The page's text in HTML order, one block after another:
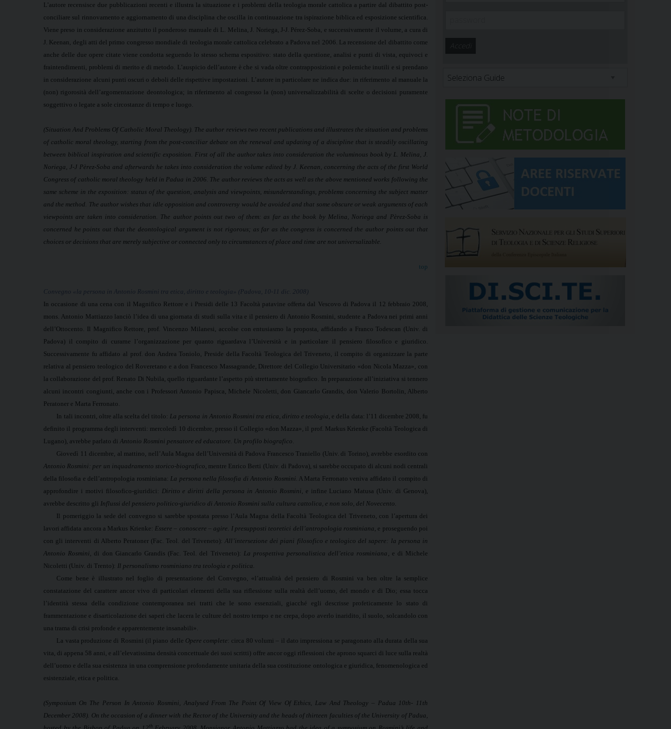
L’autore recensisce due pubblicazioni recenti e illustra la situazione e i problemi della teologia morale cattolica a partire dal dibattito post-
conciliare sul rinnovamento e aggiornamento di una disciplina che oscilla in continuazione tra ispirazione biblica ed esposizione scientifica.
Viene preso in considerazione anzitutto il ponderoso manuale di L. Melina, J. Noriega, J-J. Pérez-Soba, e successivamente il volume, a cura di
J. Keenan, degli atti del primo congresso mondiale di teologia morale cattolica celebrato a Padova nel 2006. La recensione del dibattito come
anche delle due opere citate viene condotta seguendo lo stesso schema espositivo: stato della questione, analisi e punti di vista, equivoci e
fraintendimenti, problemi di merito e di metodo. L’auspicio dell’autore è che si vada oltre contrapposizioni e polemiche inutili e si prendano
in considerazione alcuni punti oscuri o deboli delle rispettive impostazioni. L’autore in particolare ne indica due: in riferimento al manuale la
(non) rigorosità dell’argomentazione deontologica; in riferimento al congresso la (non) universalizzabilità di scelte o decisioni puramente
soggettivo o legate a sole circostanze di tempo e luogo.
(Situation And Problems Of Catholic Moral Theology). The author reviews two recent publications and illustrates the situation and problems
of catholic moral theology, starting from the post-conciliar debate on the renewal and updating of a discipline that is steadily oscillating
between biblical inspiration and scientific exposition. First of all the author takes into consideration the voluminous book by L. Melina, J.
Noriega, J-J Pèrez-Soba and afterwards he takes into consideration the volume edited by J. Keenan, concerning the acts of the first World
Congress of catholic moral theology held in Padua in 2006. The author reviews the acts as well as the above mentioned works following the
same scheme in the exposition: status of the question, analysis and viewpoints, misunderstandings, problems concerning the subject matter
and the method. The author wishes that idle opposition and controversy would be avoided and that some obscure or weak arguments of each
viewpoints are taken into consideration. The author points out two of them: as far as the book by Melina, Noriega and Pèrez-Soba is
concerned he points out that the deontological argument is not rigorous; as far as the congress is concerned the author points out that
choices or decisions that are merely subjective or connected only to circumstances of place and time are not universalizable.
top
Convegno «la persona in Antonio Rosmini tra etica, diritto e teologia» (Padova, 10-11 dic. 2008)
In occasione di una cena con il Magnifico Rettore e i Presidi delle 13 Facoltà patavine offerta dal Vescovo di Padova il 12 febbraio 2008,
mons. Antonio Mattiazzo lanciò l’idea di una giornata di studi sulla vita e il pensiero di Antonio Rosmini, studente a Padova nei primi anni
dell’Ottocento. Il Magnifico Rettore, prof. Vincenzo Milanesi, accolse con entusiasmo la proposta, affidando a Franco Todescan (Univ. di
Padova) il compito di curarne l’organizzazione per quanto riguardava l’Università e in particolare il pensiero filosofico e giuridico.
Successivamente fu affidato al prof. don Andrea Toniolo, Preside della Facoltà Teologica del Triveneto, il compito di organizzare la parte
relativa al pensiero teologico del Roveretano e a don Francesco Massagrande, Direttore del Collegio Universitario «don Nicola Mazza», con
la collaborazione del prof. Renato Di Nubila, quello riguardante l’aspetto più strettamente biografico. In preparazione all’iniziativa si tennero
alcuni incontri congiunti, anche con i Professori Antonio Papisca, Michele Nicoletti, don Giancarlo Grandis, don Valerio Bortolin, Alberto
Peratoner e Marta Ferronato.
In tali incontri, oltre alla scelta del titolo: La persona in Antonio Rosmini tra etica, diritto e teologia , e della data: l’11 dicembre 2008, fu
definito il programma degli interventi: mercoledì 10 dicembre, presso il Collegio «don Mazza», il prof. Markus Krienke (Facoltà Teologica di
Lugano), avrebbe parlato di Antonio Rosmini pensatore ed educatore. Un profilo biografico
Giovedì 11 dicembre, al mattino, nell’Aula Magna dell’Università di Padova Francesco Traniello (Univ. di Torino), avrebbe esordito con
Antonio Rosmini: per un inquadramento storico-biografico , mentre Enrico Berti (Univ. di Padova), si sarebbe occupato di alcuni nodi centrali
della filosofia e dell’antropologia rosminiana: La persona nella filosofia di Antonio Rosmini. A Marta Ferronato veniva affidato il compito di
approfondire i motivi filosofico-giuridici: Diritto e diritti della persona in Antonio Rosmini,
e infine Luciano Matusa (Univ. di Genova),
avrebbe descritto gli Influssi del pensiero politico-giuridico di Antonio Rosmini sulla cultura cattolica, e non solo, del Novecento.
Il pomeriggio la sede del convegno si sarebbe spostata presso l’Aula Magna della Facoltà Teologica del Triveneto, con l’apertura dei
lavori affidata ancora a Markus Krienke: Essere – conoscere – agire. I presupposti teoretici dell’antropologia rosminiana , e proseguendo poi
con gli interventi di Alberto Peratoner (Fac. Teol. del Triveneto):
All’intersezione dei piani filosofico e teologico del sapere: la persona in
Antonio Rosmini , di don Giancarlo Grandis (Fac. Teol. del Triveneto): La prospettiva personalistica dell’etica rosminiana , e di Michele
Nicoletti (Univ. di Trento): Il personalismo rosminiano tra teologia e politica.
Come bene è illustrato nel foglio di presentazione del Convegno, «l’attualità del pensiero di Rosmini va ben oltre la semplice
constatazione del carattere ancor vivo di particolari elementi della sua riflessione sulla realtà dell’uomo, del mondo e di Dio; essa tocca
l’identità stessa della condizione contemporanea nei tratti che le sono essenziali, giacché egli descrisse profeticamente lo stato di
frammentazione e disarticolazione dei saperi che lacera le culture del nostro tempo e ne crepa, dopo averlo inaridito, il suolo, solcandolo con
una trama di crisi profonde e apparentemente insanabili».
La vasta produzione di Rosmini (il piano delle Opere complete: circa 80 volumi – il dato impressiona se paragonato alla durata della sua
vita, di appena 58 anni, e all’elevatissima densità concettuale dei suoi scritti) offre ancor oggi riflessioni che aprono squarci di luce sulla realtà
dell’uomo e della sua esistenza in una comprensione profondamente unitaria della sua costituzione ontologica e giuridica, fenomenologica ed
esistenziale, etica e politica.
(Symposium On The Person In Antonio Rosmini, Analysed From The Point Of View Of Ethics, Law And Theology – Padua 10th- 11th
December 2008). On the occasion of a dinner with the Rector of the University and the heads of thirteen faculties of the University of Padua,
th